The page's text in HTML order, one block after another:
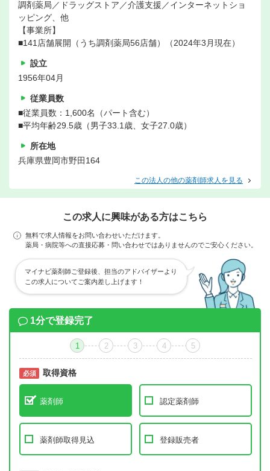
調剤薬局／ドラッグストア／介護支援／インターネットショ
ッピング、他
【事業所】
■141店舗展開（うち調剤薬局56店舗）（2024年3月現在）
設立
1956年04月
従業員数
■従業員数：1,600名（パート含む）
■平均年齢29.5歳（男子33.1歳、女子27.0歳）
所在地
兵庫県豊岡市野田164
この法人の他の薬剤師求人を見る
この求人に興味がある方はこちら
無料で求人情報をお問い合わせいただけます。
薬局・病院等への直接応募・問い合わせではありませんのでご安心ください。
マイナビ薬剤師ご登録後、担当のアドバイザーより
この求人についてご案内差し上げます！
1分で登録完了
1 2 3 4 5
必須 取得資格
薬剤師 認定薬剤師
薬剤師取得見込 登録販売者